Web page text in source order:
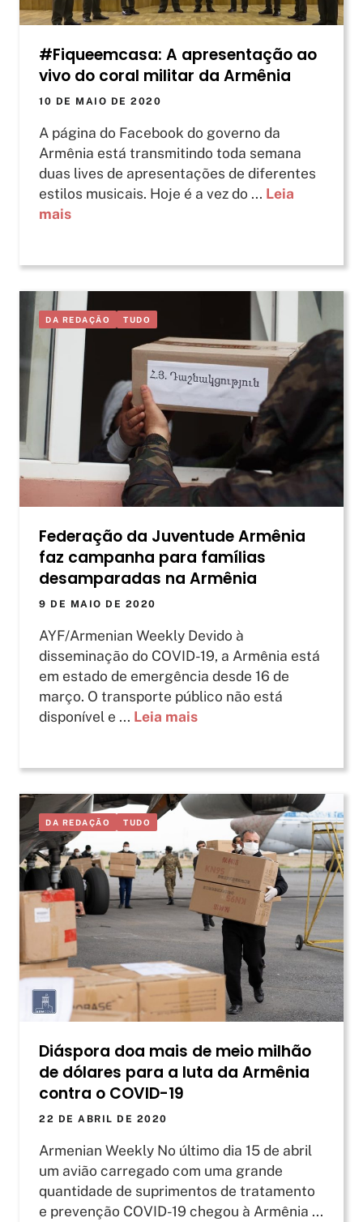
#Fiqueemcasa: A apresentação ao
vivo do coral militar da Armênia
10 DE MAIO DE 2020
A página do Facebook do governo da
Armênia está transmitindo toda semana
duas lives de apresentações de diferentes
estilos musicais. Hoje é a vez do ... Leia
mais
DA REDAÇÃO TUDO
Federação da Juventude Armênia
faz campanha para famílias
desamparadas na Armênia
9 DE MAIO DE 2020
AYF/Armenian Weekly Devido à
disseminação do COVID-19, a Armênia está
em estado de emergência desde 16 de
março. O transporte público não está
disponível e ... Leia mais
DA REDAÇÃO TUDO
Diáspora doa mais de meio milhão
de dólares para a luta da Armênia
contra o COVID-19
22 DE ABRIL DE 2020
Armenian Weekly No último dia 15 de abril
um avião carregado com uma grande
quantidade de suprimentos de tratamento
e prevenção COVID-19 chegou à Armênia ...